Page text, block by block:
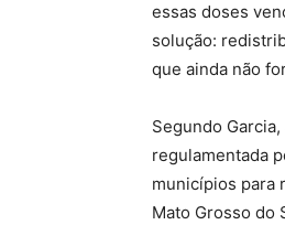
essas doses
solução:
que ainda não
Segundo
regulamentada
municípios para
Mato Grosso do